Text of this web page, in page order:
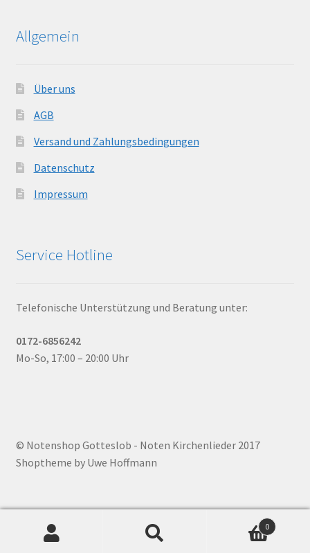
Allgemein
Über uns
AGB
Versand und Zahlungsbedingungen
Datenschutz
Impressum
Service Hotline
Telefonische Unterstützung und Beratung unter:
0172-6856242
Mo-So, 17:00 – 20:00 Uhr
© Notenshop Gotteslob - Noten Kirchenlieder 2017
Shoptheme by Uwe Hoffmann
0